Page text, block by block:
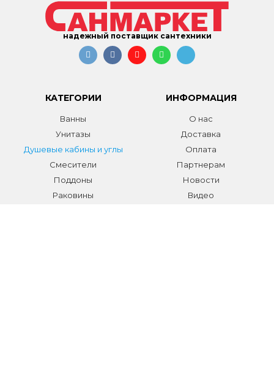
надежный поставщик сантехники
КАТЕГОРИИ
Ванны
Унитазы
Душевые кабины и углы
Смесители
Поддоны
Раковины
ИНФОРМАЦИЯ
О нас
Доставка
Оплата
Партнерам
Новости
Видео